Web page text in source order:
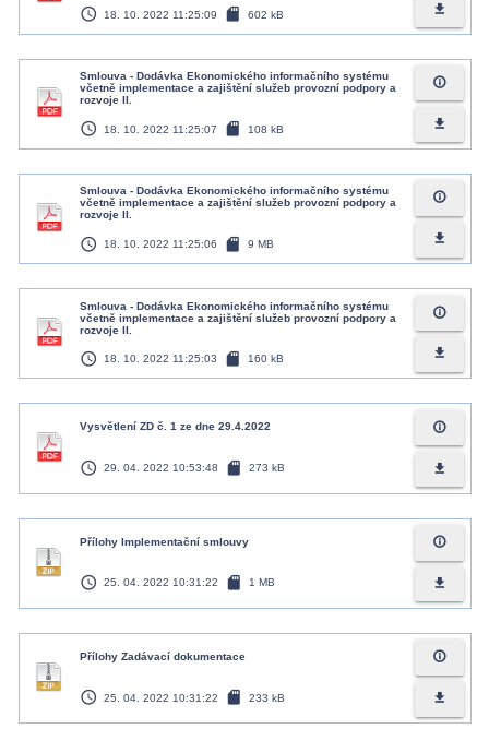
access_time 18. 10. 2022 11:25:09 sd_card 602 kB file_download
Smlouva - Dodávka Ekonomického informačního systému
včetně implementace a zajištění služeb provozní podpory a
rozvoje II.
access_time 18. 10. 2022 11:25:07 sd_card 108 kB
info_outline
file_download
Smlouva - Dodávka Ekonomického informačního systému
včetně implementace a zajištění služeb provozní podpory a
rozvoje II.
access_time 18. 10. 2022 11:25:06 sd_card 9 MB
info_outline
file_download
Smlouva - Dodávka Ekonomického informačního systému
včetně implementace a zajištění služeb provozní podpory a
rozvoje II.
access_time 18. 10. 2022 11:25:03 sd_card 160 kB
info_outline
file_download
Vysvětlení ZD č. 1 ze dne 29.4.2022
access_time 29. 04. 2022 10:53:48 sd_card 273 kB
info_outline
file_download
Přílohy Implementační smlouvy
access_time 25. 04. 2022 10:31:22 sd_card 1 MB
info_outline
file_download
Přílohy Zadávací dokumentace
access_time 25. 04. 2022 10:31:22 sd_card 233 kB
info_outline
file_download